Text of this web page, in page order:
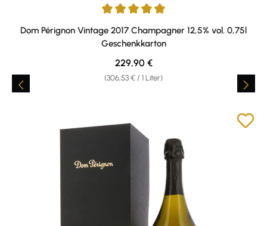
Durchschnittliche Bewertung von 5 von 5 Sternen
Dom Pérignon Vintage 2017 Champagner 12,5% vol. 0,75l
Geschenkkarton
(306,53 € / 1 Liter)
Regulärer Preis:
229,90 €